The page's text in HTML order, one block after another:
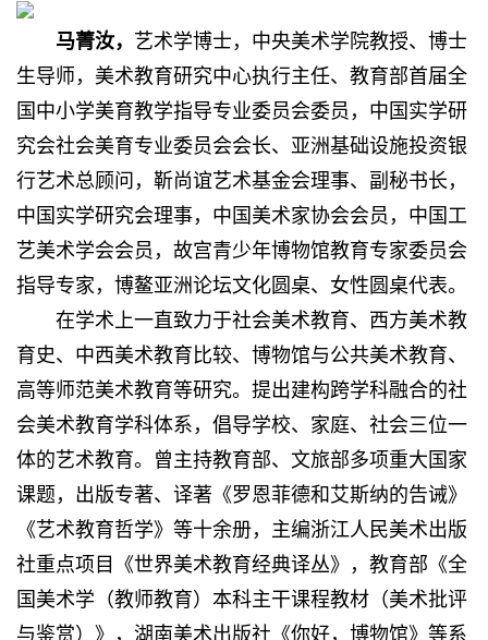
马菁汝， 艺术学博士，中央美术学院教授、博士
生导师，美术教育研究中心执行主任、教育部首届全
国中小学美育教学指导专业委员会委员，中国实学研
究会社会美育专业委员会会长、亚洲基础设施投资银
行艺术总顾问，靳尚谊艺术基金会理事、副秘书长，
中国实学研究会理事，中国美术家协会会员，中国工
艺美术学会会员，故宫青少年博物馆教育专家委员会
指导专家，博鳌亚洲论坛文化圆桌、女性圆桌代表。
在学术上一直致力于社会美术教育、西方美术教
育史、中西美术教育比较、博物馆与公共美术教育、
高等师范美术教育等研究。提出建构跨学科融合的社
会美术教育学科体系，倡导学校、家庭、社会三位一
体的艺术教育。曾主持教育部、文旅部多项重大国家
课题，出版专著、译著《罗恩菲德和艾斯纳的告诫》
《艺术教育哲学》等十余册，主编浙江人民美术出版
社重点项目《世界美术教育经典译丛》，教育部《全
国美术学（教师教育）本科主干课程教材（美术批评
与鉴赏）》，湖南美术出版社《你好，博物馆》等系